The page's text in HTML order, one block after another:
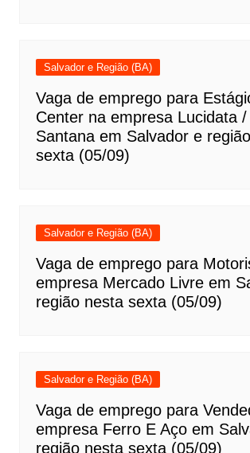
Salvador e Região (BA)
Vaga de emprego para
Center na empresa Lucidata
Santana em Salvador e
sexta (05/09)
Salvador e Região (BA)
Vaga de emprego para
empresa Mercado Livre em
região nesta sexta (05/09)
Salvador e Região (BA)
Vaga de emprego para
empresa Ferro E Aço em
região nesta sexta (05/09)